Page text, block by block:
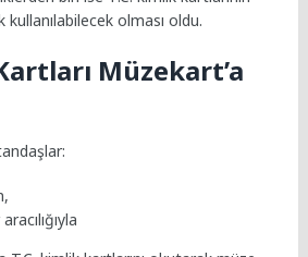
olması oldu.
Müzekart’a